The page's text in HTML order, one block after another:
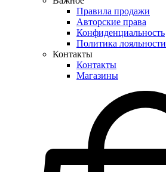
Правила продажи
Авторские права
Конфиденциальность
Политика лояльности
Контакты
Контакты
Магазины